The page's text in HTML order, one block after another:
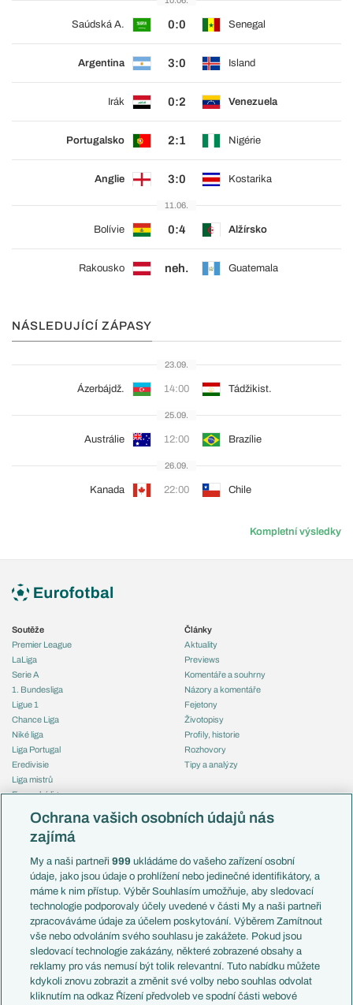
Saúdská A. 0:0 Senegal
Argentina 3:0 Island
Irák 0:2 Venezuela
Portugalsko 2:1 Nigérie
Anglie 3:0 Kostarika
11.06.
Bolívie 0:4 Alžírsko
Rakousko neh. Guatemala
NÁSLEDUJÍCÍ ZÁPASY
23.09.
Ázerbájdž. 14:00 Tádžikist.
25.09.
Austrálie 12:00 Brazílie
26.09.
Kanada 22:00 Chile
Kompletní výsledky
Soutěže
Premier League
LaLiga
Serie A
1. Bundesliga
Ligue 1
Chance Liga
Niké liga
Liga Portugal
Eredivisie
Liga mistrů
Evropská liga
Mistrovství světa
Liga národů
Témata
Představení týmů MS
EuroSkauting
PL v kostce
Evropské koeficienty
Přestupy
Přestupové spekulace
Zranění
Články
Aktuality
Previews
Komentáře a souhrny
Názory a komentáře
Fejetony
Životopisy
Profily, historie
Rozhovory
Tipy a analýzy
Česko
Francie
Itálie
Německo
Španělsko
Argentina
Brazílie
Přestupy
Zápasy
Livescore
Ochrana vašich osobních údajů nás
zajímá
My a naši partneři999 ukládáme do vašeho zařízení osobní
údaje, jako jsou údaje o prohlížení nebo jedinečné identifikátory, a
máme k nim přístup. Výběr Souhlasím umožňuje, aby sledovací
technologie podporovaly účely uvedené v části My a naši partneři
zpracováváme údaje za účelem poskytování. Výběrem Zamítnout
vše nebo odvoláním svého souhlasu je zakážete. Pokud jsou
sledovací technologie zakázány, některé zobrazené obsahy a
reklamy pro vás nemusí být tolik relevantní. Tuto nabídku můžete
kdykoli znovu zobrazit a změnit své volby nebo souhlas odvolat
kliknutím na odkaz Řízení předvoleb ve spodní části webové